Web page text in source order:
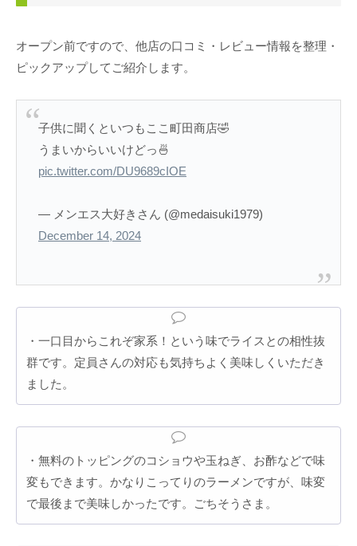
オープン前ですので、他店の口コミ・レビュー情報を整理・
ピックアップしてご紹介します。
子供に聞くといつもここ町田商店🤣
うまいからいいけどっ🍜
pic.twitter.com/DU9689cIOE
— メンエス大好きさん (@medaisuki1979)
December 14, 2024
・一口目からこれぞ家系！という味でライスとの相性抜
群です。定員さんの対応も気持ちよく美味しくいただき
ました。
・無料のトッピングのコショウや玉ねぎ、お酢などで味
変もできます。かなりこってりのラーメンですが、味変
で最後まで美味しかったです。ごちそうさま。